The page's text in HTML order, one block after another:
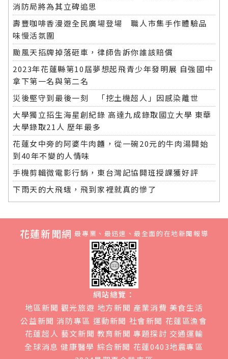
消防局將為其立碑追思
壽豐咖啡香漫遊全民廣場登場 職人市集手作體驗品
味慢活氛圍
颱風天招牌掉落砸車，律師告訴你誰該賠償
2023年花蓮縣第10屆夢想起飛青少年發明展 自強國中
拿下第一名與第二名
災後堅守到最後一刻 「挖土機超人」因感染離世
大學獨立招生海星創紀錄 高達九成錄取國立大學 東華
大學錄取21人 歷年最多
花蓮女中旁的阿婆牛肉麵，從一碗20元的牛肉湯開始
到40年不變的人情味
手機剪輯微電影行銷，東台灣記協開班授課獲好評
下雨天的大飛蛾，飛到家裡就真的慘了
花蓮新聞網 最專業、最迅速、最全面的在地新聞報導
網站總覽：
地區新聞 觀光旅遊 地方新聞 產業消費 美食生活
公益新聞 消防專區 運動新聞 社會新聞 花蓮區漁會
花蓮超人 藝文新聞 教育新聞 專題探討 交通運輸
全球消息 健康醫學 綜合新聞 花蓮0403地震專區